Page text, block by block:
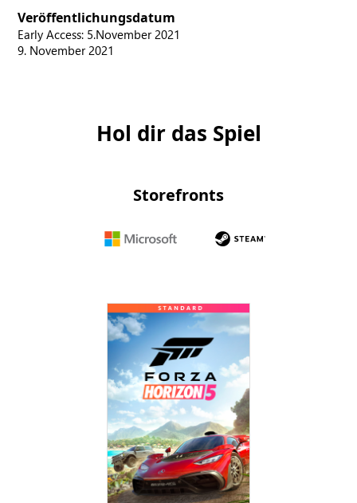
Veröffentlichungsdatum
Early Access: 5.November 2021
9. November 2021
Hol dir das Spiel
Storefronts